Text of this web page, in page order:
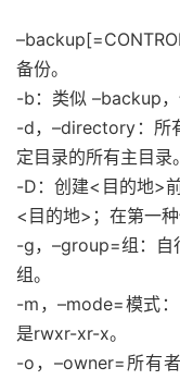
备份。
-b：类似 –backup，
-d，–directory：所
定目录的所有主目录。
-D：创建<目的地>
<目的地>；在第一种
-g，–group=组：自
组。
-m，–mode=模式
是rwxr-xr-x。
-o，–owner=所有